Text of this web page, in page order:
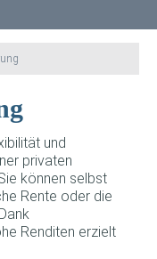
und
privaten
können selbst
Rente oder die
Renditen erzielt